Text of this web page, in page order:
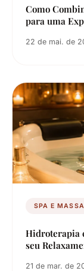
Como
para uma
22 de mai. de
SPA E
Hidroterapia
seu
21 de mar. de